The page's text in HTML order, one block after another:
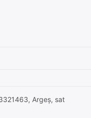
Argeș, sat